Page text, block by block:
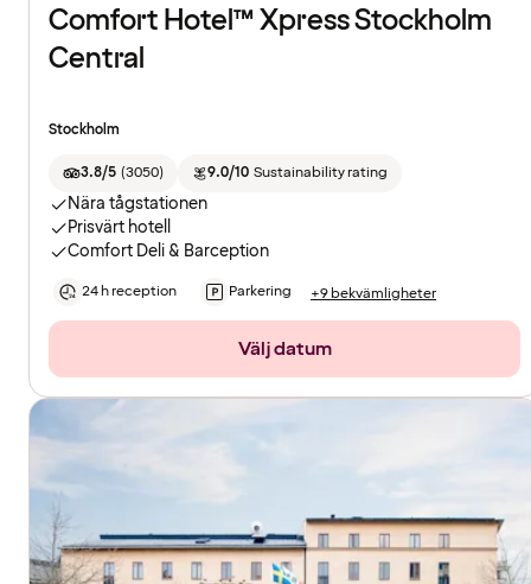
Comfort Hotel™ Xpress Stockholm
Central
Stockholm
3.8/5 (3050) 9.0/10 Sustainability rating
Nära tågstationen
Prisvärt hotell
Comfort Deli & Barception
24 h reception Parkering +9 bekvämligheter
Välj datum